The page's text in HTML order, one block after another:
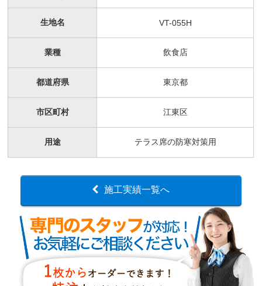
生地名 VT-055H
業種 飲食店
都道府県 東京都
市区町村 江東区
用途 テラス席の防寒対策用
施工実績一覧へ